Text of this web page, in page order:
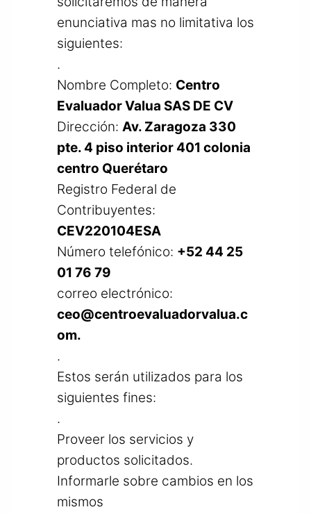
enunciativa mas no limitativa los
siguientes:
.
Nombre Completo: Centro
Evaluador Valua SAS DE CV
Dirección: Av. Zaragoza 330
pte. 4 piso interior 401 colonia
centro Querétaro
Registro Federal de
Contribuyentes:
CEV220104ESA
Número telefónico: +52 44 25
01 76 79
correo electrónico:
ceo@centroevaluadorvalua.c
om.
.
Estos serán utilizados para los
siguientes fines:
.
Proveer los servicios y
productos solicitados.
Informarle sobre cambios en los
mismos